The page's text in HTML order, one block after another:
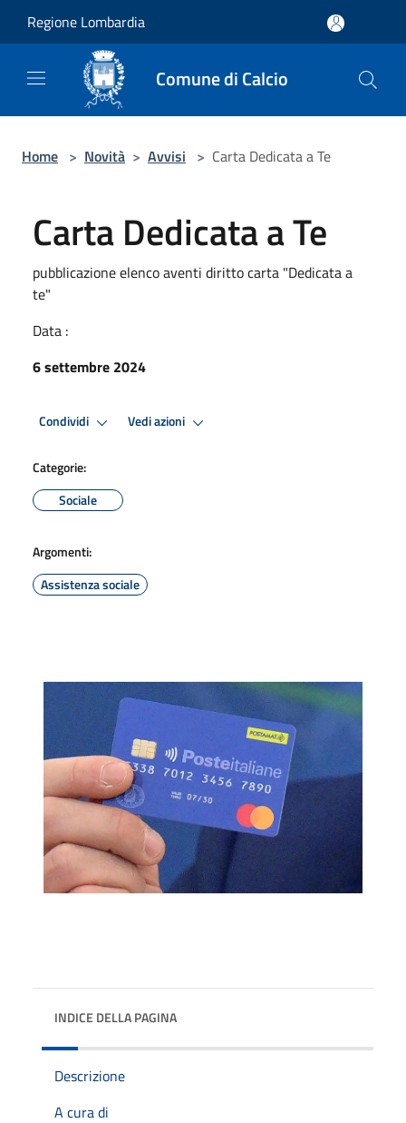
Regione Lombardia
Comune di Calcio
Home > Novità > Avvisi > Carta Dedicata a Te
Carta Dedicata a Te
pubblicazione elenco aventi diritto carta "Dedicata a
te"
Data :
6 settembre 2024
Condividi Vedi azioni
Categorie:
Sociale
Argomenti:
Assistenza sociale
INDICE DELLA PAGINA
Descrizione
A cura di